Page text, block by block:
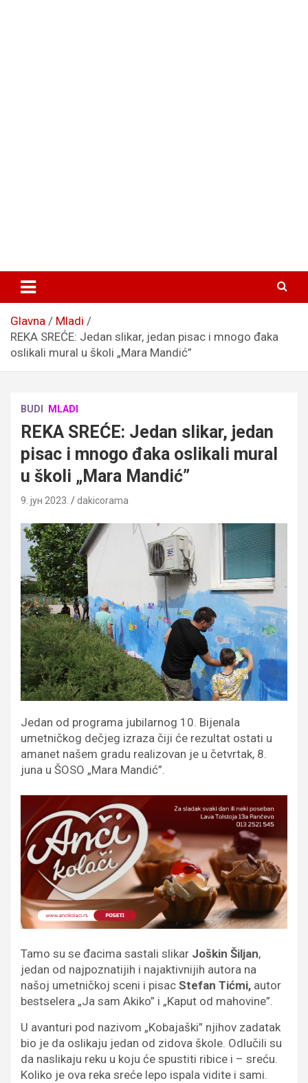
Glavna
Mladi
REKA SREĆE: Jedan slikar, jedan pisac i mnogo đaka
oslikali mural u školi „Mara Mandić”
BUDI MLADI
REKA SREĆE: Jedan slikar, jedan
pisac i mnogo đaka oslikali mural
u školi „Mara Mandić”
9. јун 2023. dakicorama
Jedan od programa jubilarnog 10. Bijenala
umetničkog dečjeg izraza čiji će rezultat ostati u
amanet našem gradu realizovan je u četvrtak, 8.
juna u ŠOSO „Mara Mandić”.
Tamo su se đacima sastali slikar Joškin Šiljan,
jedan od najpoznatijih i najaktivnijih autora na
našoj umetničkoj sceni i pisac Stefan Tićmi, autor
bestselera „Ja sam Akiko” i „Kaput od mahovine”.
U avanturi pod nazivom „Kobajaški” njihov zadatak
bio je da oslikaju jedan od zidova škole. Odlučili su
da naslikaju reku u koju će spustiti ribice i – sreću.
Koliko je ova reka sreće lepo ispala vidite i sami.